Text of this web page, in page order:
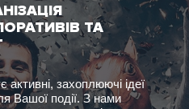
ТА
захоплюючі ідеї
Вашої події. З нами